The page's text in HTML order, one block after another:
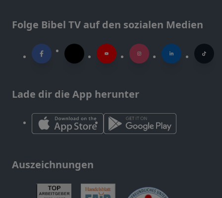
Folge Bibel TV auf den sozialen Medien
Lade dir die App herunter
Auszeichnungen